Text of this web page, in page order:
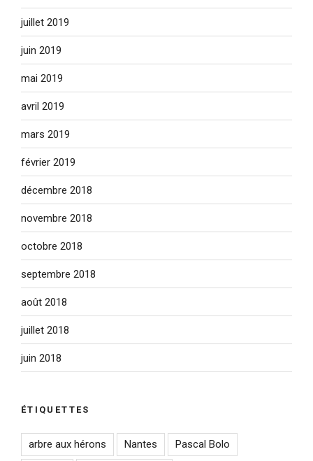
juillet 2019
juin 2019
mai 2019
avril 2019
mars 2019
février 2019
décembre 2018
novembre 2018
octobre 2018
septembre 2018
août 2018
juillet 2018
juin 2018
ÉTIQUETTES
arbre aux hérons Nantes Pascal Bolo